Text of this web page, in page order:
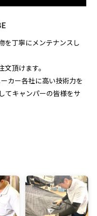
を丁寧にメンテナンスし
頂けます。
カー各社に高い技術力を
てキャンパーの皆様をサ